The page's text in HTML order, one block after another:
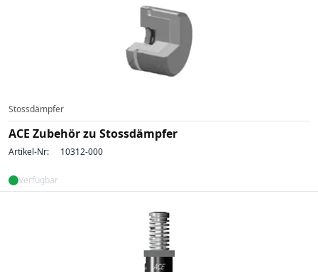
Stossdämpfer
ACE Zubehör zu Stossdämpfer
Artikel-Nr: 10312-000
Verfügbar